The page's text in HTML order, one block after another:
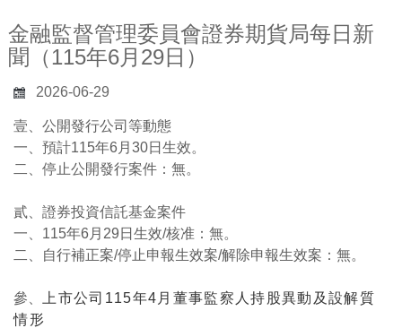
金融監督管理委員會證券期貨局每日新
聞（115年6月29日）
2026-06-29
壹、公開發行公司等動態
一、預計115年6月30日生效。
二、停止公開發行案件：無。
貳、證券投資信託基金案件
一、115年6月29日生效/核准：無。
二、自行補正案/停止申報生效案/解除申報生效案：無。
參、
上市公司115年4月董事監察人持股異動及設解質
情形